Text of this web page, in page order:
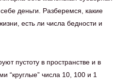
деньги. Разберемся, какие
есть ли числа бедности и
пустоту в пространстве и в
“круглые” числа 10, 100 и 1